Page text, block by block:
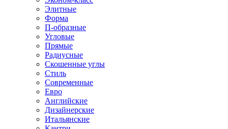
Элитные
Форма
П-образные
Угловые
Прямые
Радиусные
Скошенные углы
Стиль
Современные
Евро
Английские
Дизайнерские
Итальянские